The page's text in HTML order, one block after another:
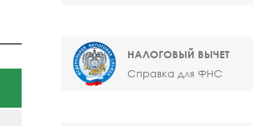
НАЛОГОВЫЙ ВЫЧЕТ
Справка для ФНС